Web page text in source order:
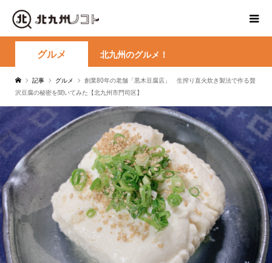
グルメ 北九州のグルメ！
記事 グルメ
創業80年の老舗「黒木豆腐店」 生搾り直火炊き製法で作る贅
沢豆腐の秘密を聞いてみた【北九州市門司区】